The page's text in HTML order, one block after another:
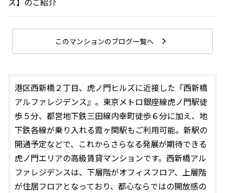
このマンションのブログ一覧へ
港区西新橋２丁目、虎ノ門ヒルズに近接した『西新橋
アルファレジデンス』。東京メトロ銀座線虎ノ門駅徒
歩５分、都営地下鉄三田線内幸町徒歩６分に加え、地
下鉄各線が乗り入れる霞ヶ関駅もご利用可能。新駅の
開通予定などで、これからさらなる発展が期待できる
虎ノ門エリアの高級賃貸マンションです。西新橋アル
ファレジデンスは、下層階がオフィスフロア、上層階
が住居フロアとなっており、都心ならではの開放感の